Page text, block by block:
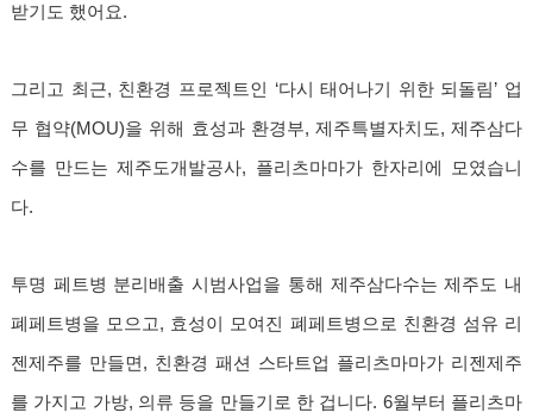
받기도 했어요.
그리고 최근, 친환경 프로젝트인 ‘다시 태어나기 위한 되돌림’ 업
무 협약(MOU)을 위해 효성과 환경부, 제주특별자치도, 제주삼다
수를 만드는 제주도개발공사, 플리츠마마가 한자리에 모였습니
다.
투명 페트병 분리배출 시범사업을 통해 제주삼다수는 제주도 내
폐페트병을 모으고, 효성이 모여진 폐페트병으로 친환경 섬유 리
젠제주를 만들면, 친환경 패션 스타트업 플리츠마마가 리젠제주
를 가지고 가방, 의류 등을 만들기로 한 겁니다. 6월부터 플리츠마